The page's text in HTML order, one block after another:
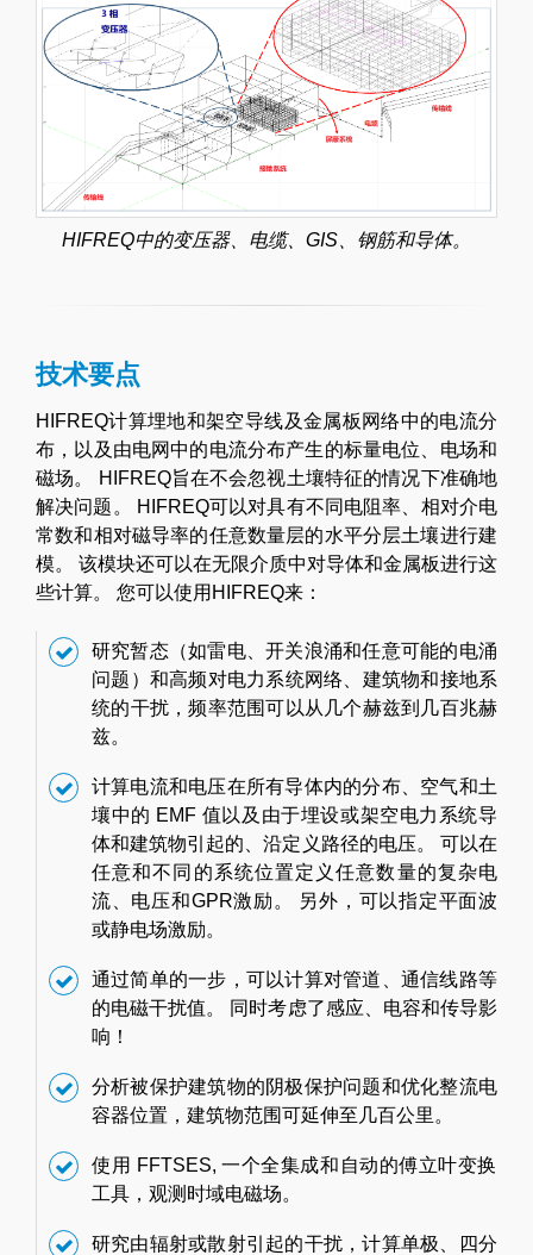
HIFREQ中的变压器、电缆、GIS、钢筋和导体。
技术要点
HIFREQ计算埋地和架空导线及金属板网络中的电流分
布，以及由电网中的电流分布产生的标量电位、电场和
磁场。 HIFREQ旨在不会忽视土壤特征的情况下准确地
解决问题。 HIFREQ可以对具有不同电阻率、相对介电
常数和相对磁导率的任意数量层的水平分层土壤进行建
模。 该模块还可以在无限介质中对导体和金属板进行这
些计算。 您可以使用HIFREQ来：
研究暂态（如雷电、开关浪涌和任意可能的电涌
问题）和高频对电力系统网络、建筑物和接地系
统的干扰，频率范围可以从几个赫兹到几百兆赫
兹。
计算电流和电压在所有导体内的分布、空气和土
壤中的 EMF 值以及由于埋设或架空电力系统导
体和建筑物引起的、沿定义路径的电压。 可以在
任意和不同的系统位置定义任意数量的复杂电
流、电压和GPR激励。 另外，可以指定平面波
或静电场激励。
通过简单的一步，可以计算对管道、通信线路等
的电磁干扰值。 同时考虑了感应、电容和传导影
响！
分析被保护建筑物的阴极保护问题和优化整流电
容器位置，建筑物范围可延伸至几百公里。
使用 FFTSES, 一个全集成和自动的傅立叶变换
工具，观测时域电磁场。
研究由辐射或散射引起的干扰，计算单极、四分